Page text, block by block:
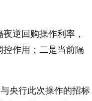
逆回购操作利率，
作用；二是当前隔
央行此次操作的招标